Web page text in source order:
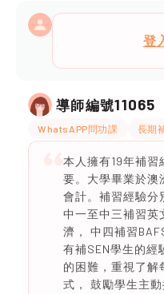
登
導師編號11065
WhatsAPP問功課 長期
本人擁有19年補
要。大學畢業於
會計。補習經驗分
中一至中三補習英
濟， 中四補習
有補SEN學生的經
的困難，重視了解
式， 鼓勵學生主